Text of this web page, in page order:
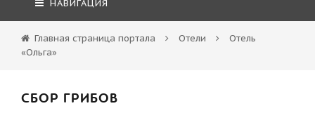
НАВИГАЦИЯ
Главная страница портала Отели
Отель
«Ольга»
СБОР ГРИБОВ